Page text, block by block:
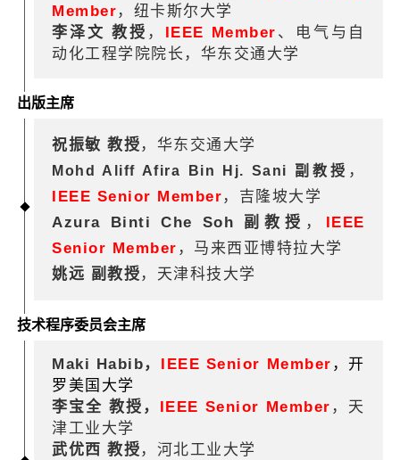
Member ， 纽卡斯尔大学
李泽文 教授 ， IEEE Member 、电气与自
动化工程学院院长，华东交通大学
出版主席
祝振敏 教授 ，华东交通大学
Mohd Aliff Afira Bin Hj. Sani 副教授 ，
IEEE Senior Member ，吉隆坡大学
Azura Binti Che Soh 副教授 ，
IEEE
Senior Member ，马来西亚博特拉大学
姚远 副教授 ，天津科技大学
技术程序委员会主席
Maki Habib， IEEE Senior Member ，开
罗美国大学
李宝全 教授，
IEEE Senior Member ，天
津工业大学
武优西 教授 ，河北工业大学